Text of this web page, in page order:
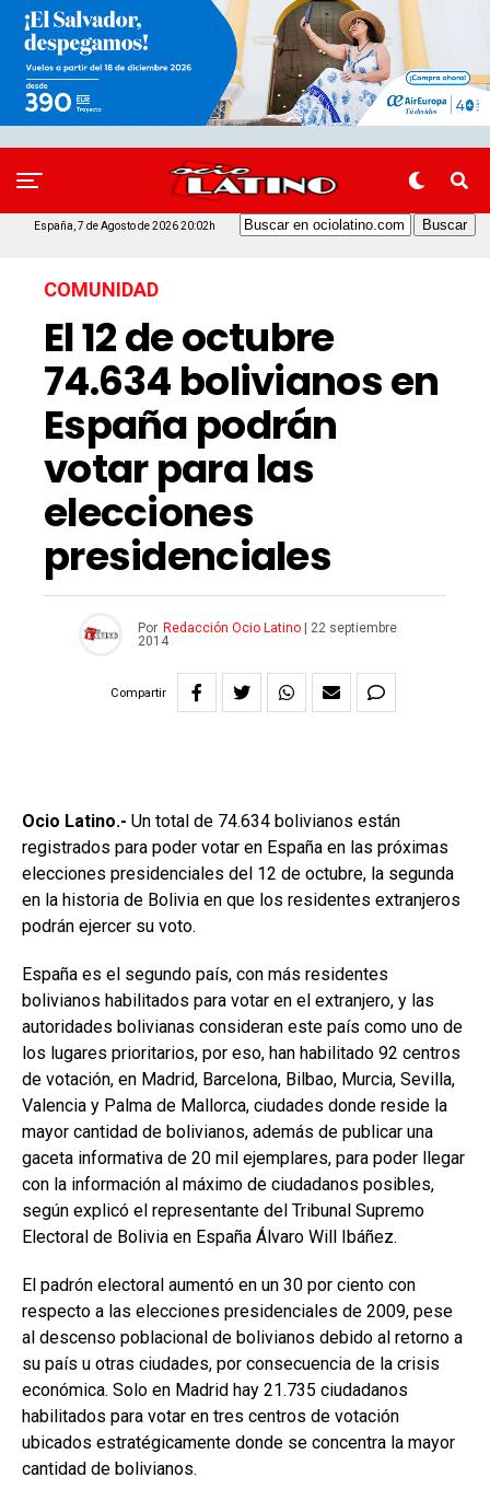
España, 7 de Agosto de 2026 20:02h
COMUNIDAD
El 12 de octubre
74.634 bolivianos en
España podrán
votar para las
elecciones
presidenciales
Por Redacción Ocio Latino
22 septiembre
2014
Compartir
Ocio Latino.- Un total de 74.634 bolivianos están
registrados para poder votar en España en las próximas
elecciones presidenciales del 12 de octubre, la segunda
en la historia de Bolivia en que los residentes extranjeros
podrán ejercer su voto.
España es el segundo país, con más residentes
bolivianos habilitados para votar en el extranjero, y las
autoridades bolivianas consideran este país como uno de
los lugares prioritarios, por eso, han habilitado 92 centros
de votación, en Madrid, Barcelona, Bilbao, Murcia, Sevilla,
Valencia y Palma de Mallorca, ciudades donde reside la
mayor cantidad de bolivianos, además de publicar una
gaceta informativa de 20 mil ejemplares, para poder llegar
con la información al máximo de ciudadanos posibles,
según explicó el representante del Tribunal Supremo
Electoral de Bolivia en España Álvaro Will Ibáñez.
El padrón electoral aumentó en un 30 por ciento con
respecto a las elecciones presidenciales de 2009, pese
al descenso poblacional de bolivianos debido al retorno a
su país u otras ciudades, por consecuencia de la crisis
económica. Solo en Madrid hay 21.735 ciudadanos
habilitados para votar en tres centros de votación
ubicados estratégicamente donde se concentra la mayor
cantidad de bolivianos.